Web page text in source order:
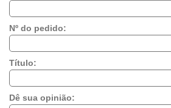
Nº do pedido:
Título:
Dê sua opinião: